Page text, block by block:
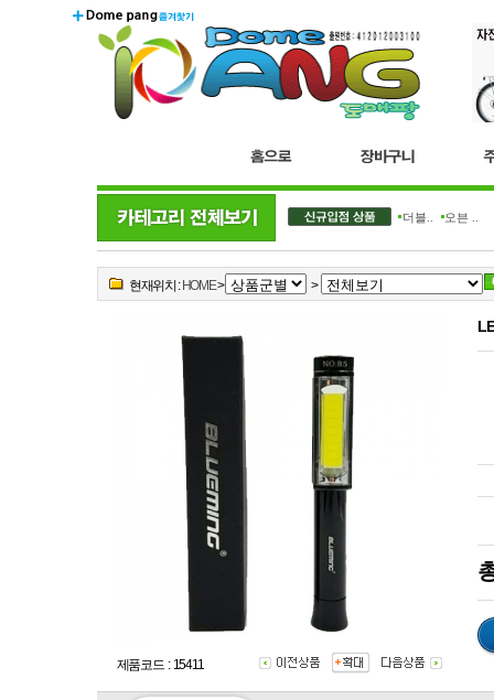
더블.. 오븐 ..
현재위치 : HOME> >
제품코드 : 15411